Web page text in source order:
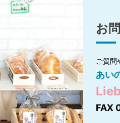
お
ご質問
あい
FAX